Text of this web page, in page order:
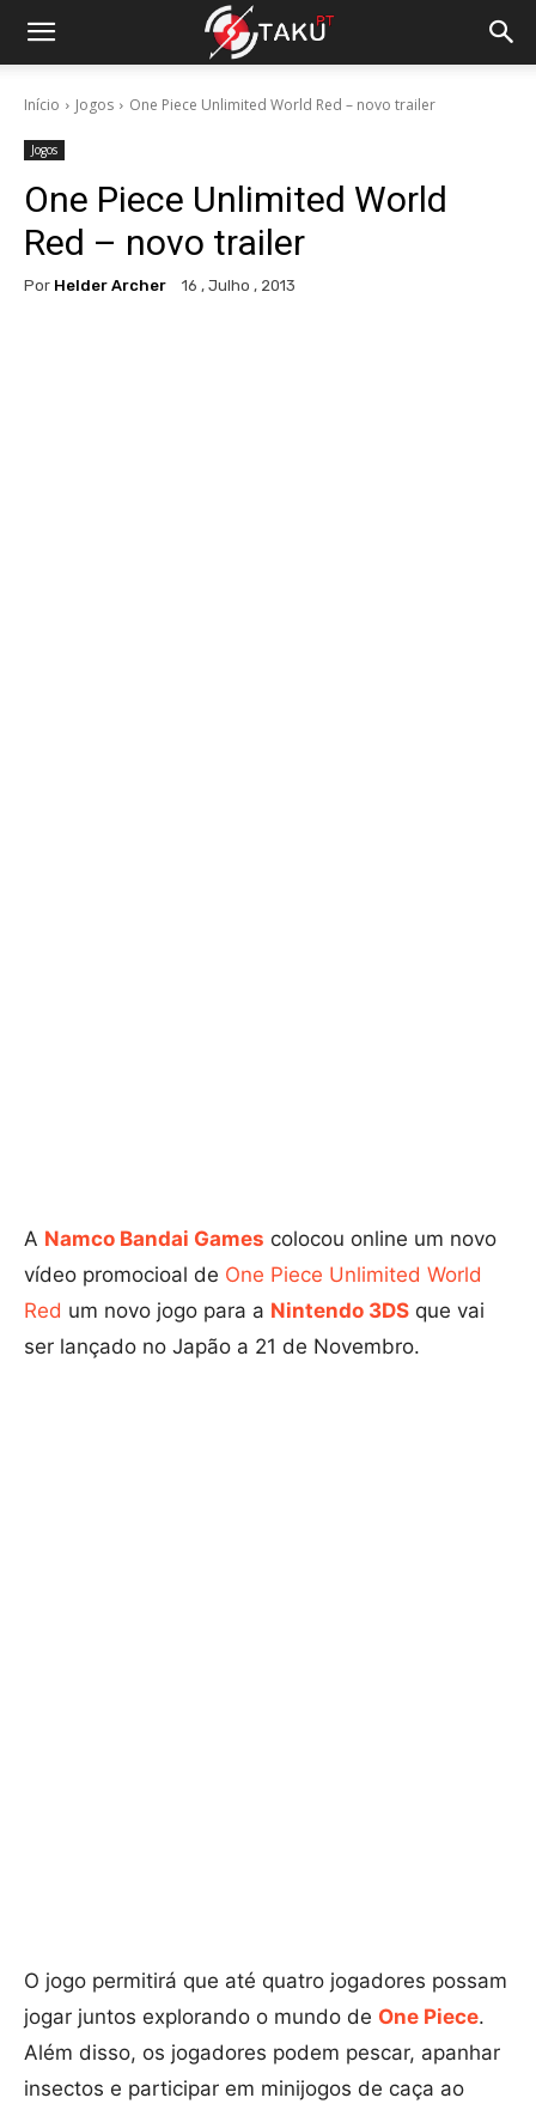
Início Jogos One Piece Unlimited World Red – novo trailer
Jogos
One Piece Unlimited World
Red – novo trailer
Por Helder Archer 16 , Julho , 2013
A Namco Bandai Games colocou online um novo
vídeo promocioal de One Piece Unlimited World
Red um novo jogo para a Nintendo 3DS que vai
ser lançado no Japão a 21 de Novembro.
O jogo permitirá que até quatro jogadores possam
jogar juntos explorando o mundo de One Piece.
Além disso, os jogadores podem pescar, apanhar
insectos e participar em minijogos de caça ao